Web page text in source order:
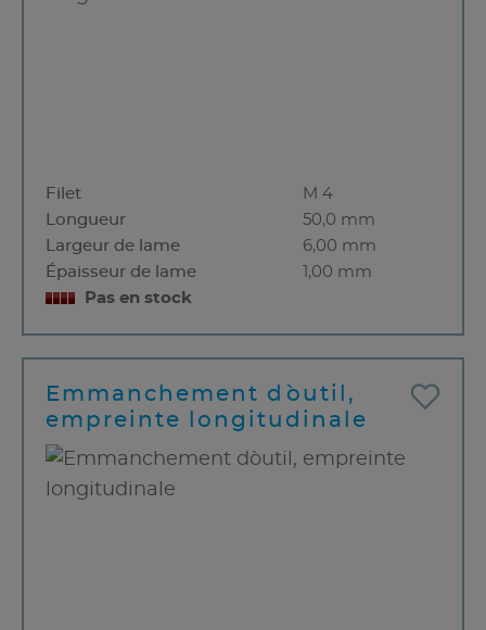
Filet
M 4
Longueur
50,0 mm
Largeur de lame
6,00 mm
Épaisseur de lame
1,00 mm
Pas en stock
Emmanchement d`outil,
empreinte longitudinale